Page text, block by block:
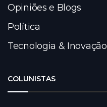
Opiniões e Blogs
Política
Tecnologia & Inovação
COLUNISTAS